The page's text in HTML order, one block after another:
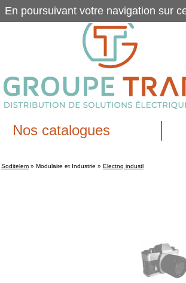
Nos catalogues
Soditelem » Modulaire et Industrie » Electnq industl
En poursuivant votre navigation sur